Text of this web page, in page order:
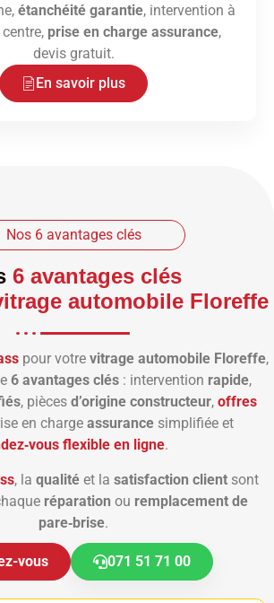
étanchéité garantie, intervention à
prise en charge assurance,
devis gratuit.
En savoir plus
Nos 6 avantages clés
6 avantages clés
automobile Floreffe
pour votre vitrage automobile Floreffe,
6 avantages clés : intervention rapide,
, pièces d’origine constructeur, offres
en charge assurancesimplifiée et
flexible en ligne.
, la qualité et la satisfaction client sont
réparation ou remplacement de
pare‑brise.
vous 071 51 71 00